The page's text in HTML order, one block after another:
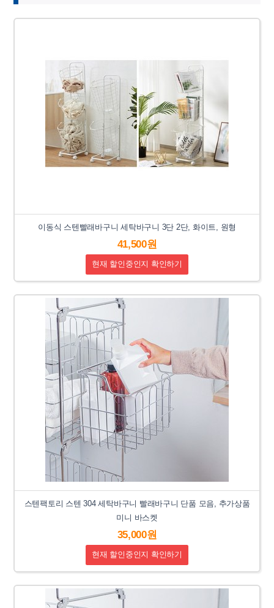
이동식 스텐빨래바구니 세탁바구니 3단 2단, 화이트, 원형
41,500원
현재 할인중인지 확인하기
스텐팩토리 스텐 304 세탁바구니 빨래바구니 단품 모음, 추가상품
미니 바스켓
35,000원
현재 할인중인지 확인하기